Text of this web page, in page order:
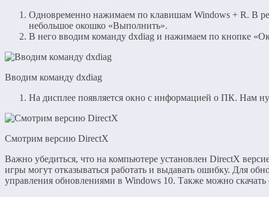
Одновременно нажимаем по клавишам Windows + R. В
небольшое окошко «Выполнить».
В него вводим команду dxdiag и нажимаем по кнопке
Вводим команду dxdiag
На дисплее появляется окно с информацией о ПК. Нам
Смотрим версию DirectX
Важно убедиться, что на компьютере установлен DirectX
игры могут отказываться работать и выдавать ошибку. Для
управления обновлениями в Windows 10. Также можно